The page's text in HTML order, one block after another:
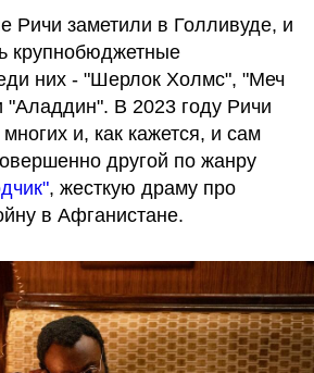
Ричи заметили в Голливуде, и
крупнобюджетные
них - "Шерлок Холмс", "Меч
"Аладдин". В 2023 году Ричи
и, как кажется, и сам
другой по жанру
, жесткую драму про
в Афганистане.